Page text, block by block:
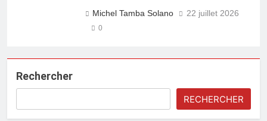
Michel Tamba Solano 22 juillet 2026
0
Rechercher
RECHERCHER